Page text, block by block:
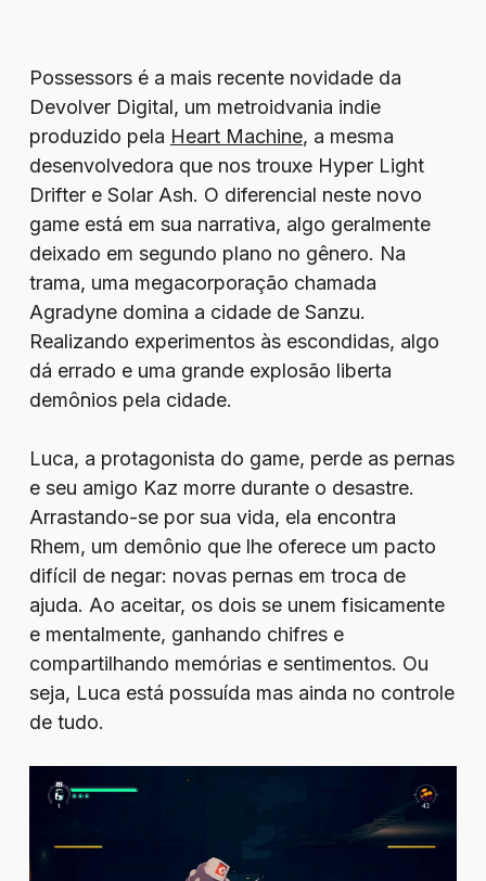
Possessors é a mais recente novidade da
Devolver Digital, um metroidvania indie
produzido pela Heart Machine, a mesma
desenvolvedora que nos trouxe Hyper Light
Drifter e Solar Ash. O diferencial neste novo
game está em sua narrativa, algo geralmente
deixado em segundo plano no gênero. Na
trama, uma megacorporação chamada
Agradyne domina a cidade de Sanzu.
Realizando experimentos às escondidas, algo
dá errado e uma grande explosão liberta
demônios pela cidade.
Luca, a protagonista do game, perde as pernas
e seu amigo Kaz morre durante o desastre.
Arrastando-se por sua vida, ela encontra
Rhem, um demônio que lhe oferece um pacto
difícil de negar: novas pernas em troca de
ajuda. Ao aceitar, os dois se unem fisicamente
e mentalmente, ganhando chifres e
compartilhando memórias e sentimentos. Ou
seja, Luca está possuída mas ainda no controle
de tudo.